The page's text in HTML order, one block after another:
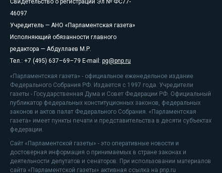
Свидетельство о регистрации Эл № ФС77-
46097
Учредитель — АНО «Парламентская газета»
Исполняющий обязанности главного
редактора — Абдуллаев М.Р.
Тел.: +7 (495) 637–69–79 E-mail: pg@pnp.ru
«Парламентская газета» - официальное еженедельное издание
Федерального Собрания РФ. Издается с 1997 года. Учредители
газеты - Государственная Дума и Совет Федерации РФ. Официальный
публикатор федеральных конституционных законов, федеральных
законов и актов палат Федерального Собрания. «Парламентская
газета» имеет пункты печати и представительства в десяти субъектах
федерации.
Сайт «Парламентской газеты» - это оперативные новости и
достоверная информация о принимаемых в стране законах и
деятельности депутатов и сенаторов. При использовании материалов
сайта «Парламентской газеты» активная ссылка на pnp.ru